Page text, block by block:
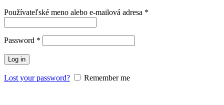
Používateľské meno alebo e-mailová adresa *
Password *
Log in
Lost your password? Remember me